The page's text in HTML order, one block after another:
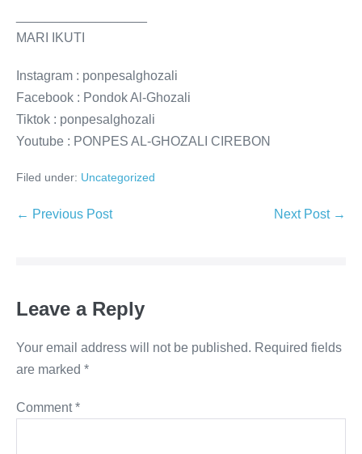
MARI IKUTI
Instagram : ponpesalghozali
Facebook : Pondok Al-Ghozali
Tiktok : ponpesalghozali
Youtube : PONPES AL-GHOZALI CIREBON
Filed under: Uncategorized
Post
← Previous Post Next Post →
Leave a Reply
Your email address will not be published. Required fields
are marked *
Comment*